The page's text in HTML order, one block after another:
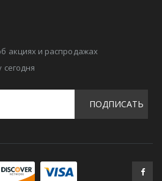
акциях и распродажах
ПОДПИСАТЬ